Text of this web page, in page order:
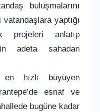
buluşmalarını
yaptığı
projeleri anlatıp
adeta sahadan
hızlı büyüyen
esnaf ve
bugüne kadar